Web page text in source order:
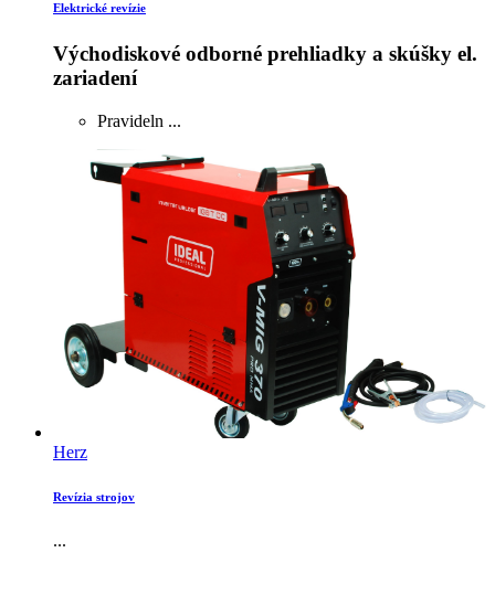
Elektrické revízie
Východiskové odborné prehliadky a skúšky el.
zariadení
Pravideln ...
Herz
Revízia strojov
...